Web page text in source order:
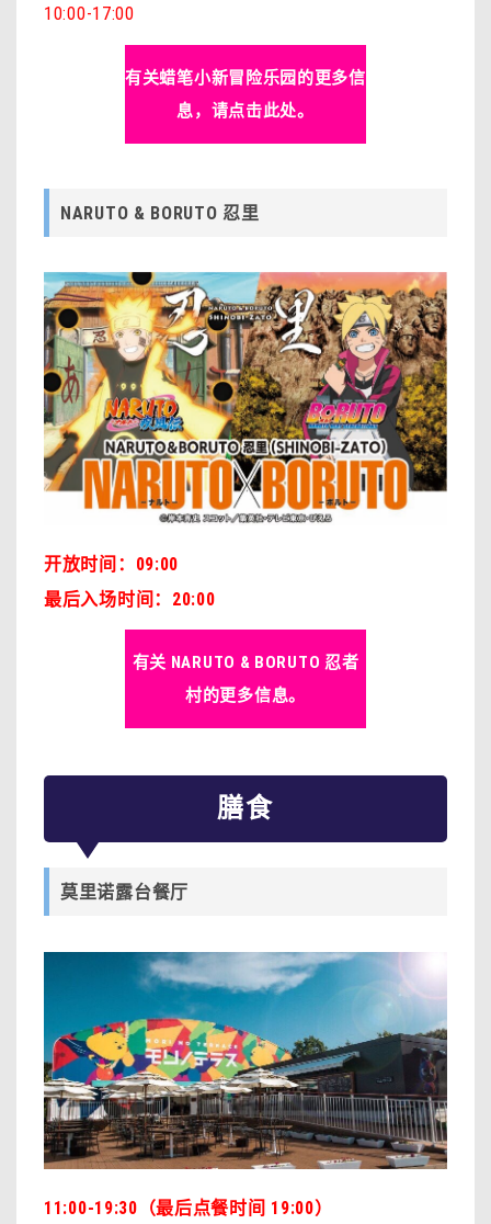
10:00-17:00
有关蜡笔小新冒险乐园的更多信
息，请点击此处。
NARUTO & BORUTO 忍里
开放时间：09:00
最后入场时间： 20:00
有关 NARUTO & BORUTO 忍者
村的更多信息。
膳食
莫里诺露台餐厅
11:00-19:30（最后点餐时间 19:00）